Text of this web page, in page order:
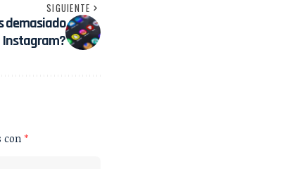
SIGUIENTE
demasiado
Instagram?
con *